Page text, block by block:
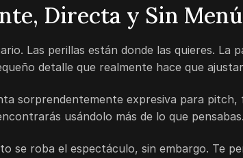
Directa y Sin
Las perillas están donde las quieres. La
detalle que realmente hace que
sorprendentemente expresiva para
usándolo más de lo que pensabas.
se roba el espectáculo, sin embargo. Te